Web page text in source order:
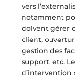
vers
notamment
doivent gérer
client,
gestion des
support, etc.
d’intervention